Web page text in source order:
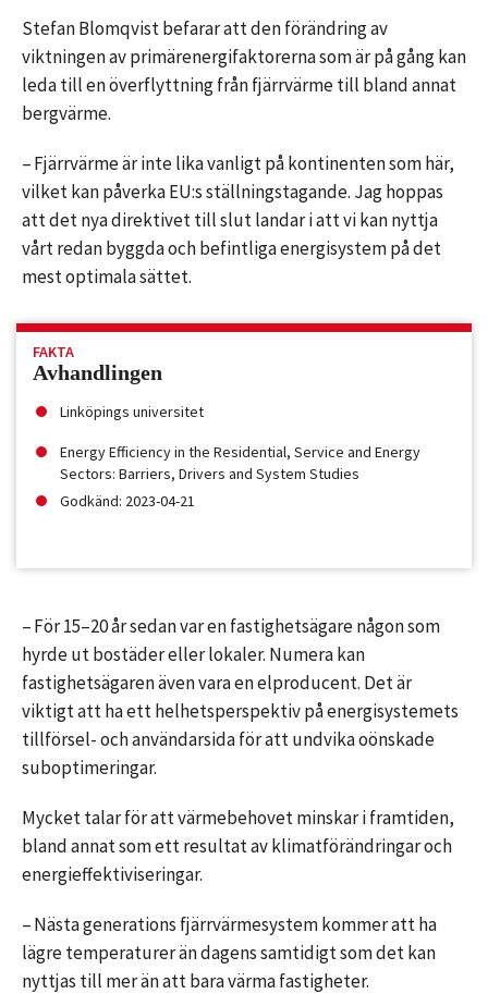
Stefan Blomqvist befarar att den förändring av
viktningen av primär­energifaktorerna som är på gång kan
leda till en överflyttning från fjärrvärme till bland annat
bergvärme.
– Fjärrvärme är inte lika vanligt på kontinenten som här,
vilket kan påverka EU:s ställningstagande. Jag hoppas
att det nya direktivet till slut landar i att vi kan nyttja
vårt redan byggda och befintliga energisystem på det
mest optimala sättet.
FAKTA
Avhandlingen
Linköpings universitet
Energy Efficiency in the Residential, Service and Energy
Sectors: Barriers, Drivers and System Studies
Godkänd: 2023-04-21
– För 15–20 år sedan var en fas­tighetsägare någon som
hyrde ut bostäder eller lokaler. Numera kan
fastighetsägaren även vara en elproducent. Det är
viktigt att ha ett helhetsperspektiv på energisystemets
tillförsel- och användarsida för att undvika oönskade
suboptimeringar.
Mycket talar för att värmebehovet minskar i framtiden,
bland annat som ett resultat av klimatförändringar och
energieffektiviseringar.
– Nästa generations fjärrvärmesystem kommer att ha
lägre temperaturer än dagens samtidigt som det kan
nyttjas till mer än att bara värma fastigheter.